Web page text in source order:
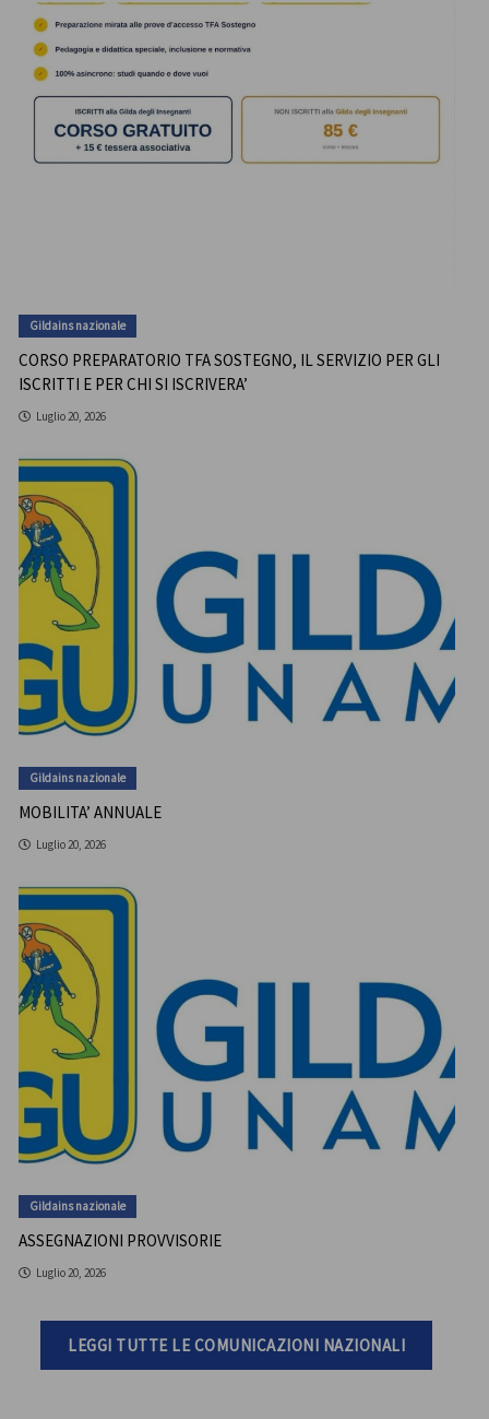
Gildains nazionale
CORSO PREPARATORIO TFA SOSTEGNO, IL SERVIZIO PER GLI
ISCRITTI E PER CHI SI ISCRIVERA’
Luglio 20, 2026
Gildains nazionale
MOBILITA’ ANNUALE
Luglio 20, 2026
Gildains nazionale
ASSEGNAZIONI PROVVISORIE
Luglio 20, 2026
LEGGI TUTTE LE COMUNICAZIONI NAZIONALI